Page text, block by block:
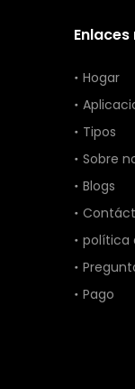
Hogar
Tipos
Sobre
Blogs
política
Pago